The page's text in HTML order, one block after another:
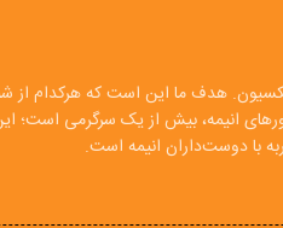
هدف ما این است که هرکدام از
انیمه، بیش از یک سرگرمی است؛
با دوست‌داران انیمه است.